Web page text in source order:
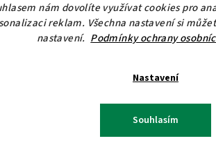
nám dovolíte využívat cookies pro
reklam. Všechna nastavení si
nastavení. Podmínky ochrany
Nastavení
Souhlasím